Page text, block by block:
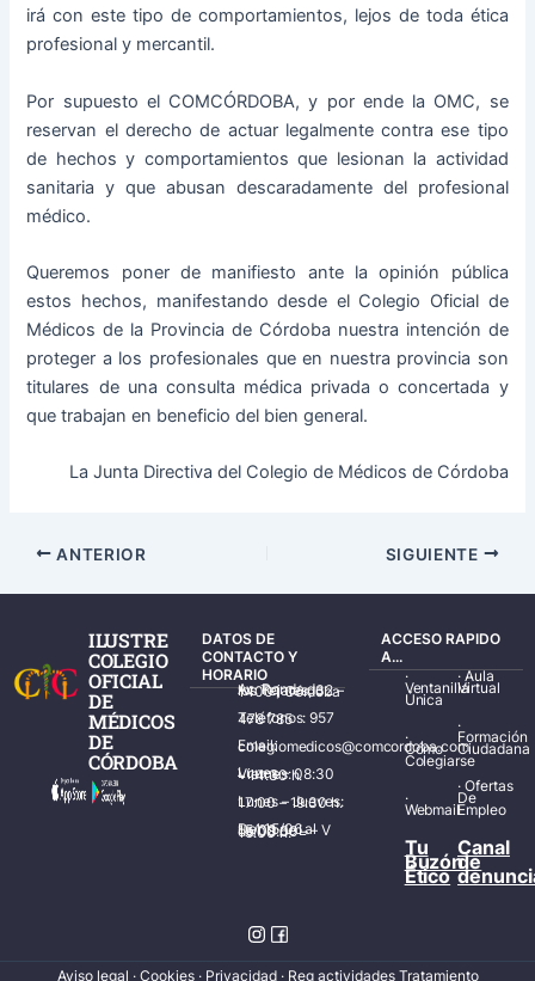
irá con este tipo de comportamientos, lejos de toda ética
profesional y mercantil.
Por supuesto el COMCÓRDOBA, y por ende la OMC, se
reservan el derecho de actuar legalmente contra ese tipo
de hechos y comportamientos que lesionan la actividad
sanitaria y que abusan descaradamente del profesional
médico.
Queremos poner de manifiesto ante la opinión pública
estos hechos, manifestando desde el Colegio Oficial de
Médicos de la Provincia de Córdoba nuestra intención de
proteger a los profesionales que en nuestra provincia son
titulares de una consulta médica privada o concertada y
que trabajan en beneficio del bien general.
La Junta Directiva del Colegio de Médicos de Córdoba
ANTERIOR SIGUIENTE
ILUSTRE
COLEGIO
OFICIAL
DE
MÉDICOS
DE
CÓRDOBA
DATOS DE
CONTACTO Y
HORARIO
Av. Ronda de los Tejares, 32 – 14001 Córdoba
Teléfonos: 957 478 785
Email: colegiomedicos@comcordoba.com
Lunes – Viernes: 08:30 – 14:30 h.
Lunes – Jueves: 17:00 – 19:30 h.
Del 15/06 al 15/09 de L – V de 08:00 – 15:00 h.
ACCESO RAPIDO
A...
·
Ventanilla
Única
·
Cómo
Colegiarse
·
Webmail
·Aula
Virtual
·
Formación
Ciudadana
·Ofertas
De
Empleo
Tu
Buzón
Ético
Canal
de
Aviso legal · Cookies· Privacidad · Reg actividades Tratamiento